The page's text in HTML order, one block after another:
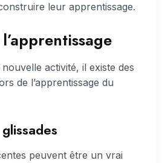
leur apprentissage.
activité, il existe des
de l’apprentissage du
peuvent être un vrai